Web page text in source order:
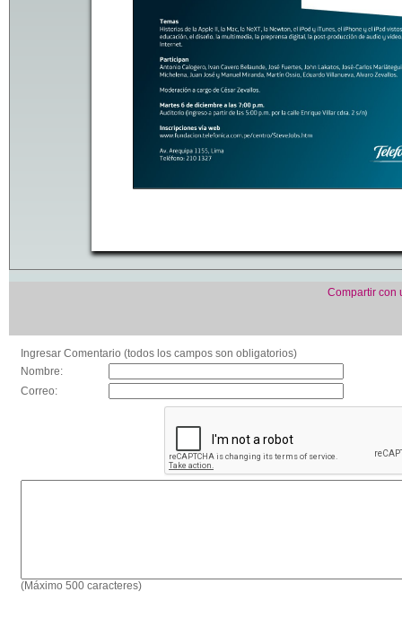
Compartir con
Ingresar Comentario (todos los campos son obligatorios)
Nombre:
Correo:
(Máximo 500 caracteres)